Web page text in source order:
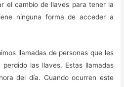
el cambio de llaves para tener la
ninguna forma de acceder a
llamadas de personas que les
las llaves. Estas llamadas
del día. Cuando ocurren este